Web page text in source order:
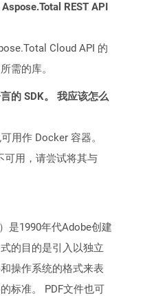
REST API
Cloud API 的
需的库。
的 SDK。 我应该怎么
用作 Docker 容器。
可用，请尝试将其与
是1990年代Adobe创建
的目的是引入以独立
操作系统的格式来表
标准。 PDF文件也可